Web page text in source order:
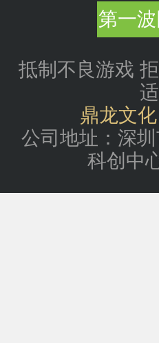
第一
抵制不良游戏
鼎龙文化
公司地址：深
科创中